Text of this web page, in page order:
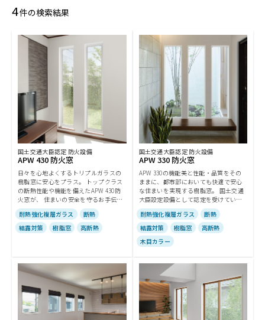
4件の検索結果
国土交通大臣認定 防火設備
APW 430 防火窓
日々を心地よくするトリプルガラスの
樹脂窓に安心をプラス。 トップクラス
の断熱性能や機能を備えたAPW 430防
火窓が、 住まいの安全を守るお手伝い
をします。
耐熱強化複層ガラス
断熱
結露対策
樹脂窓 高断熱
国土交通大臣認定 防火設備
APW 330 防火窓
APW 330の機能美と性能・品質をその
ままに、都市部においても快適で安心
な住まいを実現する樹脂窓。 国土交通
大臣設定設備として認定を受けていま
す。
耐熱強化複層ガラス
断熱
結露対策
樹脂窓
高断熱
木目カラー